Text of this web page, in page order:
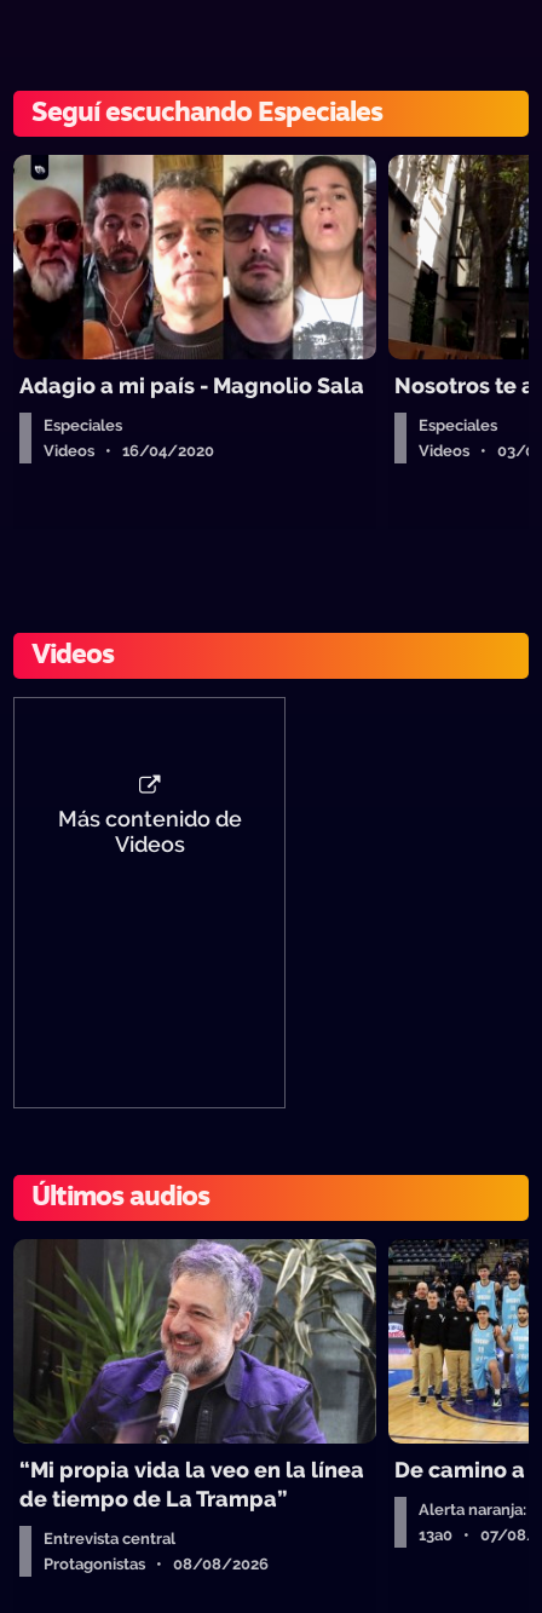
Seguí escuchando Especiales
Adagio a mi país - Magnolio Sala
Especiales
Videos • 16/04/2020
Nosotros te
Especiales
Videos • 03/
Videos
Más contenido de
Videos
Últimos audios
“Mi propia vida la veo en la línea
de tiempo de La Trampa”
Entrevista central
Protagonistas • 08/08/2026
De camino a
Alerta naranja:
13a0 • 07/08/